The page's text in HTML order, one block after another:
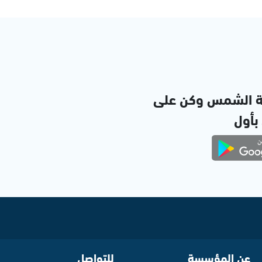
الشمس وكن على
بأول
عن المؤسسة للتواصل